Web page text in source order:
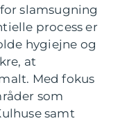
slamsugning
process er
hygiejne og
at
Med fokus
som
samt